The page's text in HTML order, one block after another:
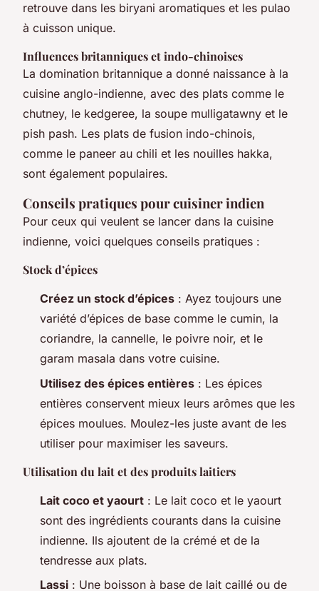
retrouve dans les biryani aromatiques et les pulao
à cuisson unique.
Influences britanniques et indo-chinoises
La domination britannique a donné naissance à la
cuisine anglo-indienne, avec des plats comme le
chutney, le kedgeree, la soupe mulligatawny et le
pish pash. Les plats de fusion indo-chinois,
comme le paneer au chili et les nouilles hakka,
sont également populaires.
Conseils pratiques pour cuisiner indien
Pour ceux qui veulent se lancer dans la cuisine
indienne, voici quelques conseils pratiques :
Stock d’épices
Créez un stock d’épices : Ayez toujours une
variété d’épices de base comme le cumin, la
coriandre, la cannelle, le poivre noir, et le
garam masala dans votre cuisine.
Utilisez des épices entières : Les épices
entières conservent mieux leurs arômes que les
épices moulues. Moulez-les juste avant de les
utiliser pour maximiser les saveurs.
Utilisation du lait et des produits laitiers
Lait coco et yaourt : Le lait coco et le yaourt
sont des ingrédients courants dans la cuisine
indienne. Ils ajoutent de la crémé et de la
tendresse aux plats.
Lassi : Une boisson à base de lait caillé ou de